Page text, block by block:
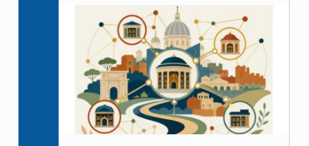
Link identifier archive #link-archive-thumb-soap-43847